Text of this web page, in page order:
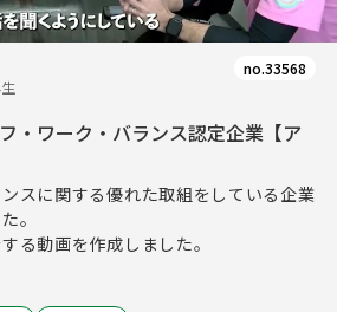
no.33568
・ワーク・バランス認定企業【ア
スに関する優れた取組をしている企業
。
る動画を作成しました。